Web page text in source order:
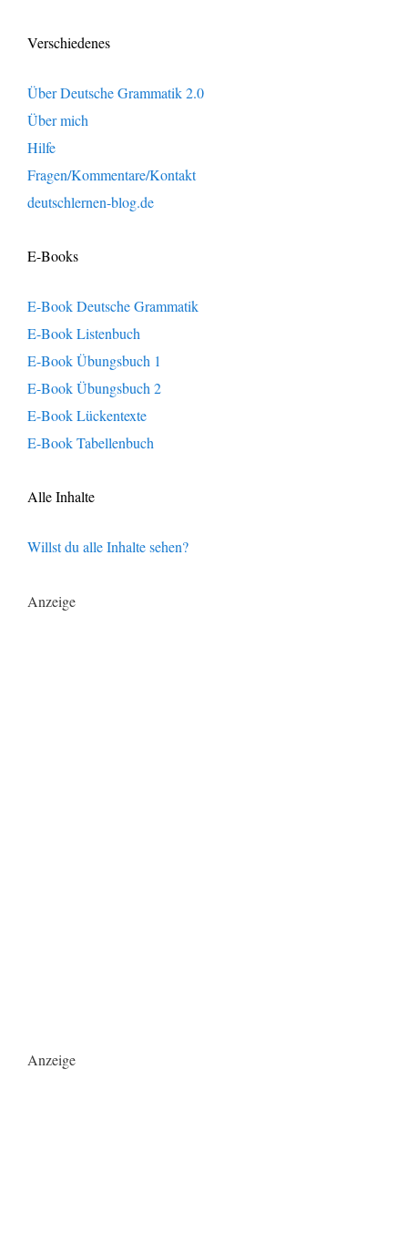
Verschiedenes
Über Deutsche Grammatik 2.0
Über mich
Hilfe
Fragen/Kommentare/Kontakt
deutschlernen-blog.de
E-Books
E-Book Deutsche Grammatik
E-Book Listenbuch
E-Book Übungsbuch 1
E-Book Übungsbuch 2
E-Book Lückentexte
E-Book Tabellenbuch
Alle Inhalte
Willst du alle Inhalte sehen?
Anzeige
Anzeige